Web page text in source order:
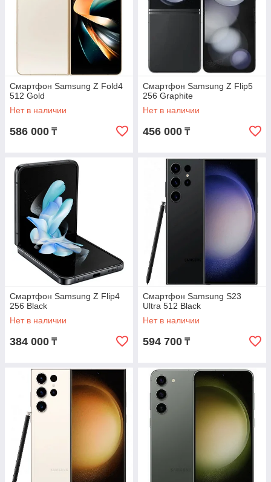
Смартфон Samsung Z Fold4
512 Gold
Нет в наличии
586 000 ₸
Смартфон Samsung Z Flip5
256 Graphite
Нет в наличии
456 000 ₸
Смартфон Samsung Z Flip4
256 Black
Нет в наличии
384 000 ₸
Смартфон Samsung S23
Ultra 512 Black
Нет в наличии
594 700 ₸